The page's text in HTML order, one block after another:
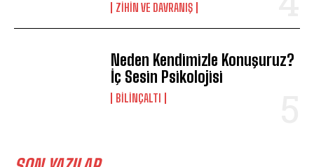
⁠ZIHIN VE DAVRANIŞ
Neden Kendimizle Konuşuruz?
İç Sesin Psikolojisi
BILINÇALTI